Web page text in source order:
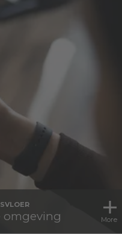
omgeving More